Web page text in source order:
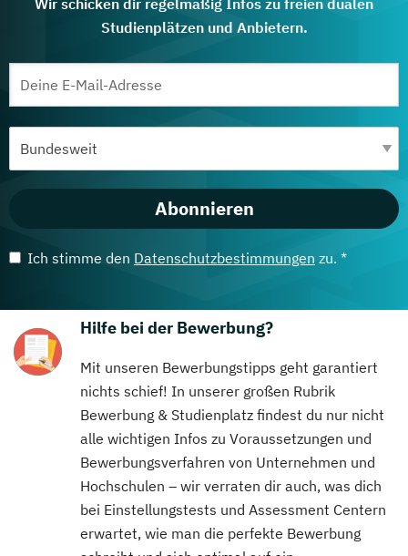
Studienplätzen und Anbietern.
Abonnieren
Ich stimme den Datenschutzbestimmungen zu. *
Hilfe bei der Bewerbung?
Mit unseren Bewerbungstipps geht garantiert
nichts schief! In unserer großen Rubrik
Bewerbung & Studienplatz findest du nur nicht
alle wichtigen Infos zu Voraussetzungen und
Bewerbungsverfahren von Unternehmen und
Hochschulen – wir verraten dir auch, was dich
bei Einstellungstests und Assessment Centern
erwartet, wie man die perfekte Bewerbung